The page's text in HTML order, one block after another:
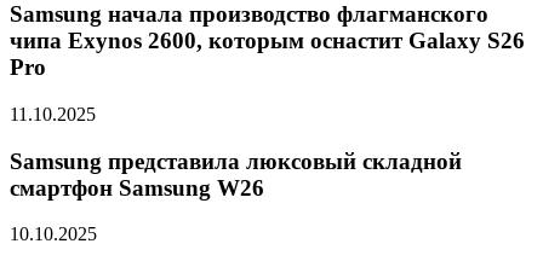
Samsung начала производство флагманского
чипа Exynos 2600, которым оснастит Galaxy S26
Pro
11.10.2025
Samsung представила люксовый складной
смартфон Samsung W26
10.10.2025